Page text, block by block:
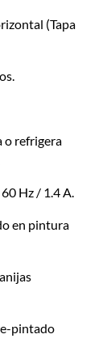
(Tapa
o refrigera
Hz / 1.4 A.
en pintura
pintado